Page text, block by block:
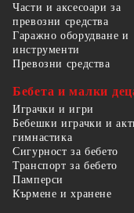
Части и аксесоари за
превозни средства
Гаражно оборудване и
инструменти
Превозни средства
Бебета и малки
Играчки и игри
Бебешки играчки и
гимнастика
Сигурност за бебето
Транспорт за бебето
Памперси
Кърмене и хранене